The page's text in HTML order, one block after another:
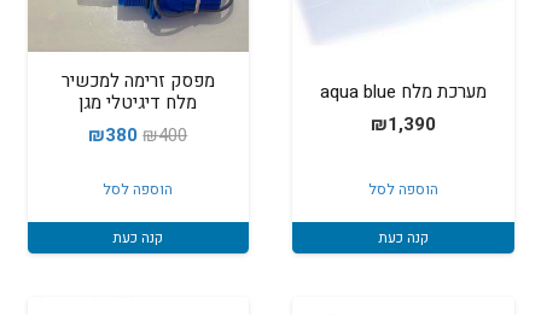
מערכת מלח aqua blue
₪1,390
הוספה לסל
קנה כעת
מפסק זרימה למכשיר
מלח דיגיטלי מגן
₪400
המחיר
היה:
₪400.
₪380
המחיר
₪380.
הוספה לסל
קנה כעת